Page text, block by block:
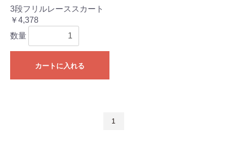
3段フリルレーススカート
￥4,378
数量
カートに入れる
1